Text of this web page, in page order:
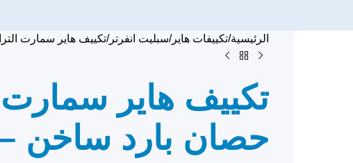
الرئيسية تكييفات هاير سبليت انفرتر تكييف هاير سمارت الترا 1.5 حصان بارد ساخن – سبليت
حصان بارد ساخن